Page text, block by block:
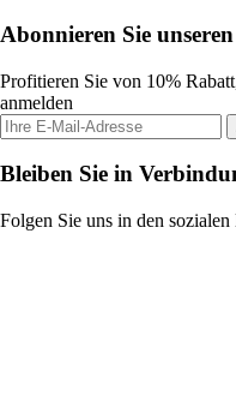
Abonnieren Sie
Profitieren Sie von 10%
anmelden
Bleiben Sie in
Folgen Sie uns in den